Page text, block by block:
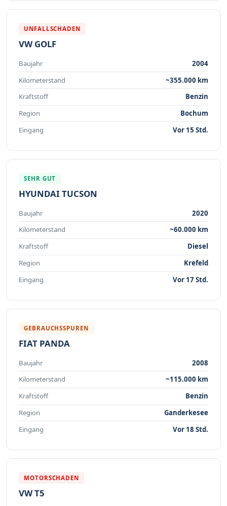
UNFALLSCHADEN
VW GOLF
Baujahr
2004
Kilometerstand
~355.000 km
Kraftstoff
Benzin
Region
Bochum
Eingang
Vor 15 Std.
SEHR GUT
HYUNDAI TUCSON
Baujahr
2020
Kilometerstand
~60.000 km
Kraftstoff
Diesel
Region
Krefeld
Eingang
Vor 17 Std.
GEBRAUCHSSPUREN
FIAT PANDA
Baujahr
2008
Kilometerstand
~115.000 km
Kraftstoff
Benzin
Region
Ganderkesee
Eingang
Vor 18 Std.
MOTORSCHADEN
VW T5